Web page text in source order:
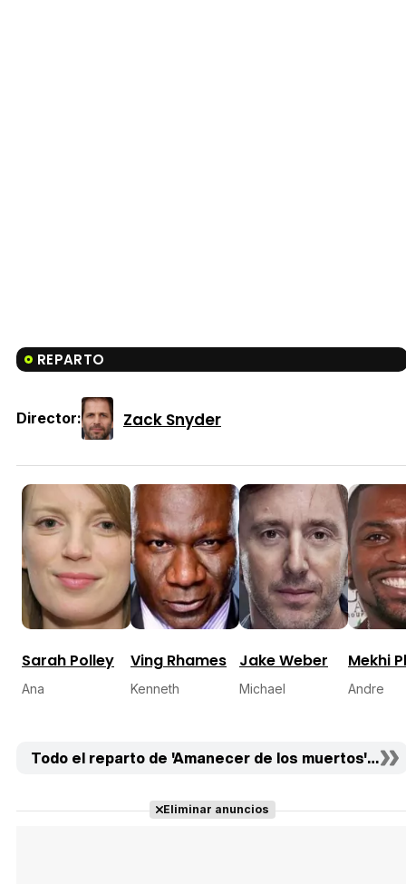
REPARTO
Director: Zack Snyder
Sarah Polley
Ana
Ving Rhames
Kenneth
Jake Weber
Michael
Mekhi
Andre
Todo el reparto de 'Amanecer de los muertos' (17)
Eliminar anuncios